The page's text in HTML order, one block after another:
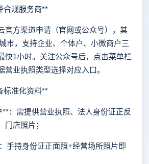
规服务商**
方渠道申请（官网或公众号），其
市，支持企业、个体户、小微商户三
快1小时。关注公众号后，点击菜单栏
营业执照类型选择对应入口。
准化资料**
需提供营业执照、法人身份证正反
门店照片；
持身份证正面照+经营场所照片即